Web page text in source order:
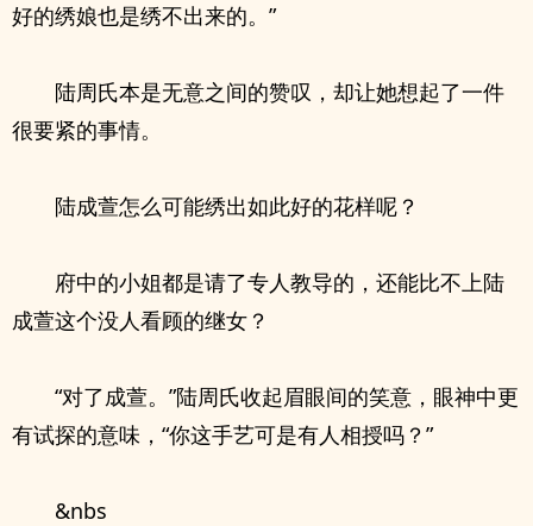
好的绣娘也是绣不出来的。”
陆周氏本是无意之间的赞叹，却让她想起了一件
很要紧的事情。
陆成萱怎么可能绣出如此好的花样呢？
府中的小姐都是请了专人教导的，还能比不上陆
成萱这个没人看顾的继女？
“对了成萱。”陆周氏收起眉眼间的笑意，眼神中更
有试探的意味，“你这手艺可是有人相授吗？”
&nbs